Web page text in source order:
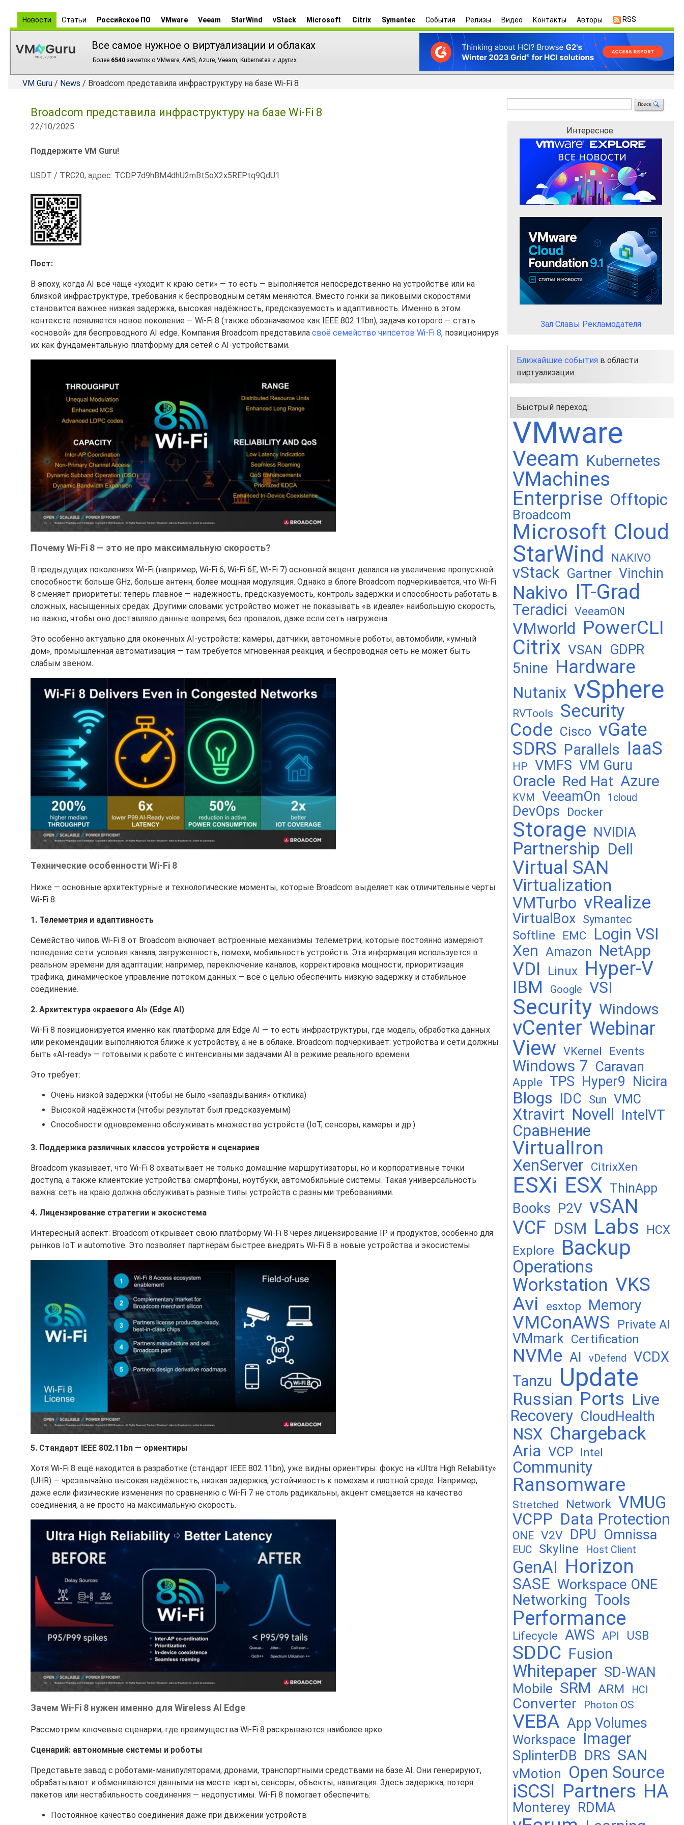
Новости Статьи Российское ПО VMware Veeam StarWind vStack Microsoft Citrix Symantec События Релизы Видео Контакты Авторы RSS
Все самое нужное о виртуализации и облаках
Более 6540 заметок о VMware, AWS, Azure, Veeam, Kubernetes и других
VM Guru / News / Broadcom представила инфраструктуру на базе Wi-Fi 8
Broadcom представила инфраструктуру на базе Wi-Fi 8
22/10/2025
Поддержите VM Guru!
USDT / TRC20, адрес: TCDP7d9hBM4dhU2mBt5oX2x5REPtq9QdU1
Пост:
В эпоху, когда AI всё чаще «уходит к краю сети» — то есть — выполняется непосредственно на устройстве или на
близкой инфраструктуре, требования к беспроводным сетям меняются. Вместо гонки за пиковыми скоростями
становится важнее низкая задержка, высокая надёжность, предсказуемость и адаптивность. Именно в этом
контексте появляется новое поколение — Wi-Fi 8 (также обозначаемое как IEEE 802.11bn), задача которого — стать
«основой» для беспроводного AI edge. Компания Broadcom представила своё семейство чипсетов Wi-Fi 8, позиционируя
их как фундаментальную платформу для сетей с AI-устройствами.
Почему Wi-Fi 8 — это не про максимальную скорость?
В предыдущих поколениях Wi-Fi (например, Wi-Fi 6, Wi-Fi 6E, Wi-Fi 7) основной акцент делался на увеличение пропускной
способности: больше GHz, больше антенн, более мощная модуляция. Однако в блоге Broadcom подчёркивается, что Wi-Fi
8 сменяет приоритеты: теперь главное — надёжность, предсказуемость, контроль задержки и способность работать в
сложных, насыщенных средах. Другими словами: устройство может не показывать «в идеале» наибольшую скорость,
но важно, чтобы оно доставляло данные вовремя, без провалов, даже если сеть нагружена.
Это особенно актуально для оконечных AI-устройств: камеры, датчики, автономные роботы, автомобили, «умный
дом», промышленная автоматизация — там требуется мгновенная реакция, и беспроводная сеть не может быть
слабым звеном.
Технические особенности Wi-Fi 8
Ниже — основные архитектурные и технологические моменты, которые Broadcom выделяет как отличительные черты
Wi-Fi 8.
1. Телеметрия и адаптивность
Семейство чипов Wi-Fi 8 от Broadcom включает встроенные механизмы телеметрии, которые постоянно измеряют
поведение сети: условия канала, загруженность, помехи, мобильность устройств. Эта информация используется в
реальном времени для адаптации: например, переключение каналов, корректировка мощности, приоритизация
трафика, динамическое управление потоком данных — всё с целью обеспечить низкую задержку и стабильное
соединение.
2. Архитектура «краевого AI» (Edge AI)
Wi-Fi 8 позиционируется именно как платформа для Edge AI — то есть инфраструктуры, где модель, обработка данных
или рекомендации выполняются ближе к устройству, а не в облаке. Broadcom подчёркивает: устройства и сети должны
быть «AI-ready» — готовыми к работе с интенсивными задачами AI в режиме реального времени.
Это требует:
Очень низкой задержки (чтобы не было «запаздывания» отклика)
Высокой надёжности (чтобы результат был предсказуемым)
Способности одновременно обслуживать множество устройств (IoT, сенсоры, камеры и др.)
3. Поддержка различных классов устройств и сценариев
Broadcom указывает, что Wi-Fi 8 охватывает не только домашние маршрутизаторы, но и корпоративные точки
доступа, а также клиентские устройства: смартфоны, ноутбуки, автомобильные системы. Такая универсальность
важна: сеть на краю должна обслуживать разные типы устройств с разными требованиями.
4. Лицензирование стратегии и экосистема
Интересный аспект: Broadcom открывает свою платформу Wi-Fi 8 через лицензирование IP и продуктов, особенно для
рынков IoT и automotive. Это позволяет партнёрам быстрее внедрять Wi-Fi 8 в новые устройства и экосистемы.
5. Стандарт IEEE 802.11bn — ориентиры
Хотя Wi-Fi 8 ещё находится в разработке (стандарт IEEE 802.11bn), уже видны ориентиры: фокус на «Ultra High Reliability»
(UHR) — чрезвычайно высокая надёжность, низкая задержка, устойчивость к помехам и плотной среде. Например,
даже если физические изменения по сравнению с Wi-Fi 7 не столь радикальны, акцент смещается на качество
соединения, а не просто на максимальную скорость.
Зачем Wi-Fi 8 нужен именно для Wireless AI Edge
Рассмотрим ключевые сценарии, где преимущества Wi-Fi 8 раскрываются наиболее ярко.
Сценарий: автономные системы и роботы
Представьте завод с роботами-манипуляторами, дронами, транспортными средствами на базе AI. Они генерируют,
обрабатывают и обмениваются данными на месте: карты, сенсоры, объекты, навигация. Здесь задержка, потеря
пакетов или нестабильность соединения — недопустимы. Wi-Fi 8 помогает обеспечить:
Постоянное качество соединения даже при движении устройств
Интересное:
Зал Славы Рекламодателя
Ближайшие события в области
виртуализации:
Быстрый переход:
VMware
Veeam Kubernetes
VMachines
Enterprise Offtopic
Broadcom
Microsoft Cloud
StarWind NAKIVO
vStack Gartner Vinchin
Nakivo IT-Grad
Teradici VeeamON
VMworld PowerCLI
Citrix VSAN GDPR
5nine Hardware
Nutanix vSphere
RVTools
Security
Code Cisco vGate
SDRS Parallels IaaS
HP VMFS VM Guru
Oracle Red Hat Azure
KVM VeeamOn 1cloud
DevOps Docker
Storage NVIDIA
Partnership Dell
Virtual SAN
Virtualization
VMTurbo vRealize
VirtualBox Symantec
Softline EMC
Login VSI
Xen Amazon NetApp
VDI Linux Hyper-V
IBM Google VSI
Security Windows
vCenter Webinar
View VKernel Events
Windows 7 Caravan
Apple TPS Hyper9 Nicira
Blogs IDC Sun VMC
Xtravirt Novell IntelVT
Сравнение
VirtualIron
XenServer CitrixXen
ESXi ESX ThinApp
Books P2V vSAN
VCF DSM Labs HCX
Explore Backup
Operations
Workstation VKS
Avi
esxtop Memory
VMConAWS Private AI
VMmark Certification
NVMe AI vDefend VCDX
Tanzu Update
Russian Ports Live
Recovery CloudHealth
NSX Chargeback
Aria VCP Intel
Community
Ransomware
Stretched Network VMUG
VCPP Data Protection
ONE V2V DPU Omnissa
EUC Skyline Host Client
GenAI Horizon
SASE Workspace ONE
Networking Tools
Performance
Lifecycle AWS API USB
SDDC Fusion
Whitepaper SD-WAN
Mobile SRM ARM HCI
Converter Photon OS
VEBA App Volumes
Workspace Imager
SplinterDB DRS SAN
vMotion Open Source
iSCSI Partners HA
Monterey RDMA